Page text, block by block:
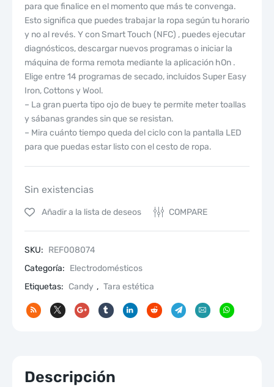
para que finalice en el momento que más te convenga.
Esto significa que puedes trabajar la ropa según tu horario
y no al revés. Y con Smart Touch (NFC) , puedes ejecutar
diagnósticos, descargar nuevos programas o iniciar la
máquina de forma remota mediante la aplicación hOn .
Elige entre 14 programas de secado, incluidos Super Easy
Iron, Cottons y Wool.
– La gran puerta tipo ojo de buey te permite meter toallas
y sábanas grandes sin que se resistan.
– Mira cuánto tiempo queda del ciclo con la pantalla LED
para que puedas estar listo con el cesto de ropa.
Sin existencias
Añadir a la lista de deseos COMPARE
SKU: REF008074
Categoría: Electrodomésticos
Etiquetas: Candy , Tara estética
Descripción